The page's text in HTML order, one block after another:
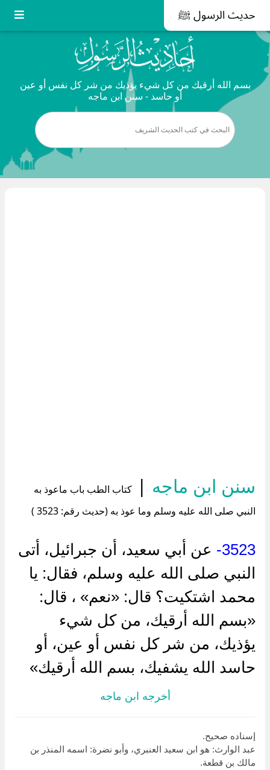
حديث الرسول ﷺ
بسم الله أرقيك من كل شيء يؤذيك من شر كل نفس أو عين
أو حاسد - سنن ابن ماجه
سنن ابن ماجه |
كتاب الطب باب ماعوذ به
النبي صلى الله عليه وسلم وما عوذ به (حديث رقم: 3523 )
3523-
عن أبي سعيد، أن جبرائيل، أتى
النبي صلى الله عليه وسلم، فقال: يا
محمد اشتكيت؟ قال: «نعم» ، قال:
«بسم الله أرقيك، من كل شيء
يؤذيك، من شر كل نفس أو عين، أو
حاسد الله يشفيك، بسم الله أرقيك»
أخرجه ابن ماجه
إسناده صحيح.
عبد الوارث: هو ابن سعيد العنبري، وأبو نضرة: اسمه المنذر بن
مالك بن قطعة.